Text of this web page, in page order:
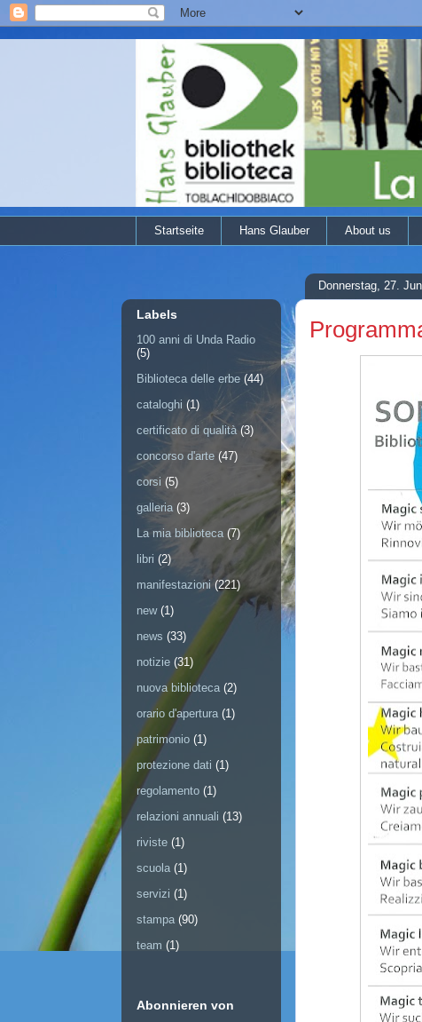
Startseite Hans Glauber About us
Donnerstag, 27.
Labels
100 anni di Unda Radio
(5)
Biblioteca delle erbe (44)
cataloghi (1)
certificato di qualità (3)
concorso d'arte (47)
corsi (5)
galleria (3)
La mia biblioteca (7)
libri (2)
manifestazioni (221)
new (1)
news (33)
notizie (31)
nuova biblioteca (2)
orario d'apertura (1)
patrimonio (1)
protezione dati (1)
regolamento (1)
relazioni annuali (13)
riviste (1)
scuola (1)
servizi (1)
stampa (90)
team (1)
Abonnieren von